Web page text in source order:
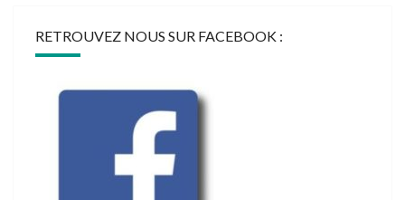
RETROUVEZ NOUS SUR FACEBOOK :